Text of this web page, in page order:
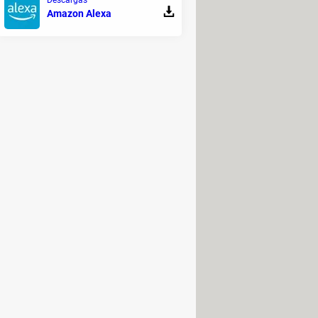
crear un "mini sitio" con
datos y sus diapositivas
a los visitantes interactuar con
a la presentación para crear
y pre sincronizar el sonido con el
de una presentación existente.
con las diapositivas.
el lanzamiento de un producto),
videoconferencias o sesiones de
Amazon Alexa